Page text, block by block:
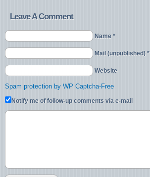
Leave A Comment
Name *
Mail (unpublished) *
Website
Spam protection by WP Captcha-Free
Notify me of follow-up comments via e-mail